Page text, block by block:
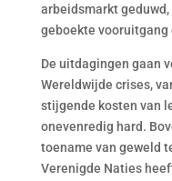
arbeidsmarkt
geboekte
De uitdagingen gaan
Wereldwijde crises,
stijgende kosten van
onevenredig hard.
toename van geweld
Verenigde Naties